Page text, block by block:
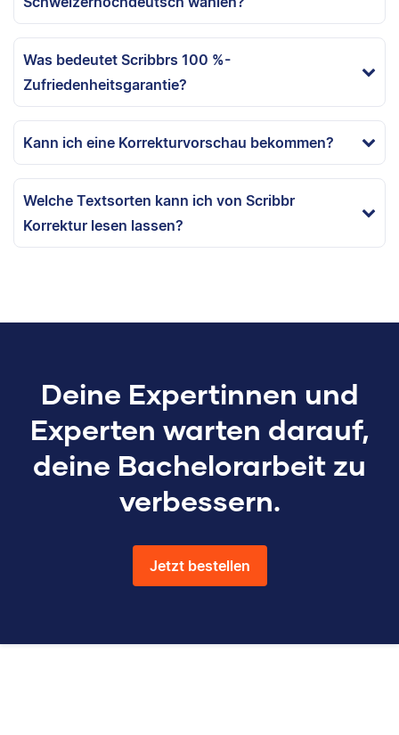
Was bedeutet Scribbrs 100 %-
Zufriedenheitsgarantie?
Kann ich eine Korrekturvorschau bekommen?
Welche Textsorten kann ich von Scribbr
Korrektur lesen lassen?
Deine Expertinnen und
Experten warten darauf,
deine Bachelorarbeit zu
verbessern.
Jetzt bestellen